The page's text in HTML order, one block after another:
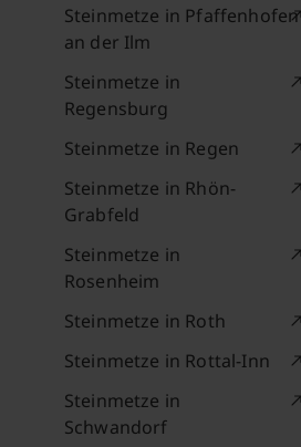
Steinmetze in Pfaffenhofen
an der Ilm
Steinmetze in
Regensburg
Steinmetze in Regen
Steinmetze in Rhön-
Grabfeld
Steinmetze in
Rosenheim
Steinmetze in Roth
Steinmetze in Rottal-Inn
Steinmetze in
Schwandorf